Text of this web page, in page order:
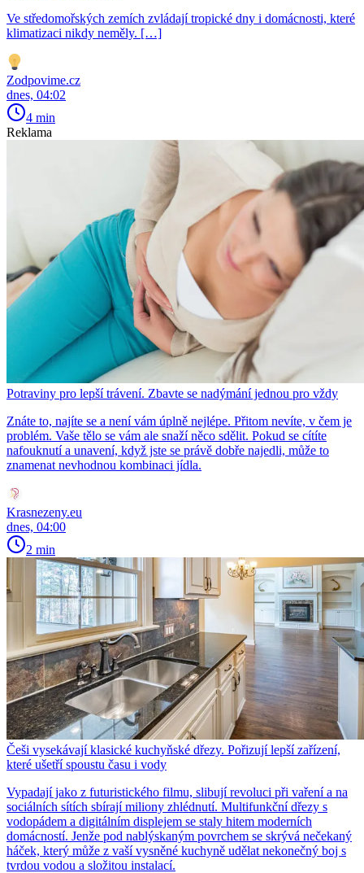
Ve středomořských zemích zvládají tropické dny i domácnosti, které
klimatizaci nikdy neměly. […]
Zodpovime.cz
dnes, 04:02
4 min
Reklama
Potraviny pro lepší trávení. Zbavte se nadýmání jednou pro vždy
Znáte to, najíte se a není vám úplně nejlépe. Přitom nevíte, v čem je
problém. Vaše tělo se vám ale snaží něco sdělit. Pokud se cítíte
nafouknutí a unavení, když jste se právě dobře najedli, může to
znamenat nevhodnou kombinaci jídla.
Krasnezeny.eu
dnes, 04:00
2 min
Češi vysekávají klasické kuchyňské dřezy. Pořizují lepší zařízení,
které ušetří spoustu času i vody
Vypadají jako z futuristického filmu, slibují revoluci při vaření a na
sociálních sítích sbírají miliony zhlédnutí. Multifunkční dřezy s
vodopádem a digitálním displejem se staly hitem moderních
domácností. Jenže pod nablýskaným povrchem se skrývá nečekaný
háček, který může z vaší vysněné kuchyně udělat nekonečný boj s
tvrdou vodou a složitou instalací.